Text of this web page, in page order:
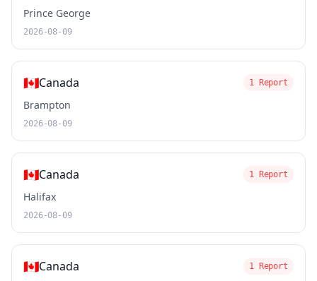
Prince George
2026-08-09
🇨🇦Canada 1 Report
Brampton
2026-08-09
🇨🇦Canada 1 Report
Halifax
2026-08-09
🇨🇦Canada 1 Report